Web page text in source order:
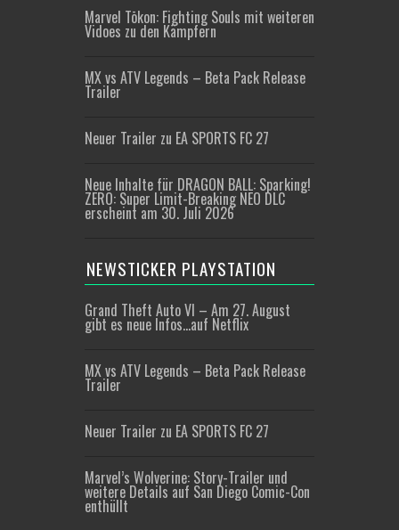
Marvel Tōkon: Fighting Souls mit weiteren
Vidoes zu den Kämpfern
MX vs ATV Legends – Beta Pack Release
Trailer
Neuer Trailer zu EA SPORTS FC 27
Neue Inhalte für DRAGON BALL: Sparking!
ZERO: Super Limit-Breaking NEO DLC
erscheint am 30. Juli 2026
NEWSTICKER PLAYSTATION
Grand Theft Auto VI – Am 27. August
gibt es neue Infos…auf Netflix
MX vs ATV Legends – Beta Pack Release
Trailer
Neuer Trailer zu EA SPORTS FC 27
Marvel’s Wolverine: Story-Trailer und
weitere Details auf San Diego Comic-Con
enthüllt